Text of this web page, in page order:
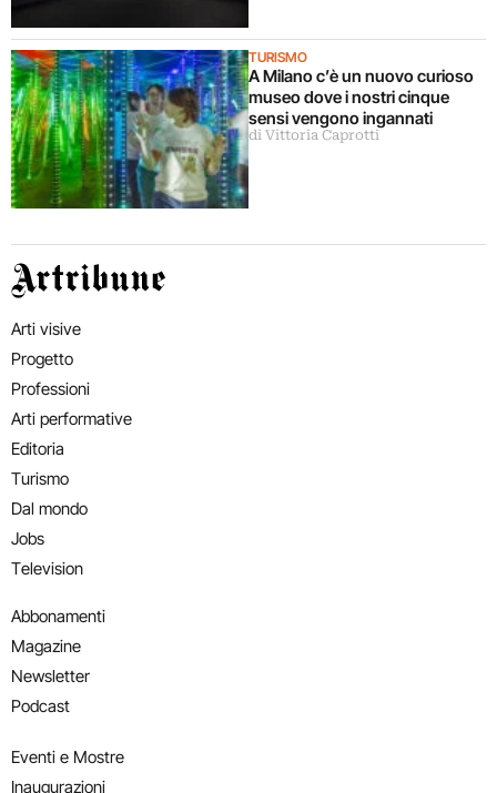
TURISMO
A Milano c’è un nuovo curioso
museo dove i nostri cinque
sensi vengono ingannati
di Vittoria Caprotti
Artribune
Arti visive
Progetto
Professioni
Arti performative
Editoria
Turismo
Dal mondo
Jobs
Television
Abbonamenti
Magazine
Newsletter
Podcast
Eventi e Mostre
Inaugurazioni